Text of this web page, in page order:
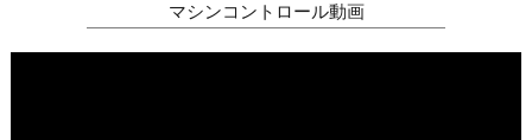
マシンコントロール動画